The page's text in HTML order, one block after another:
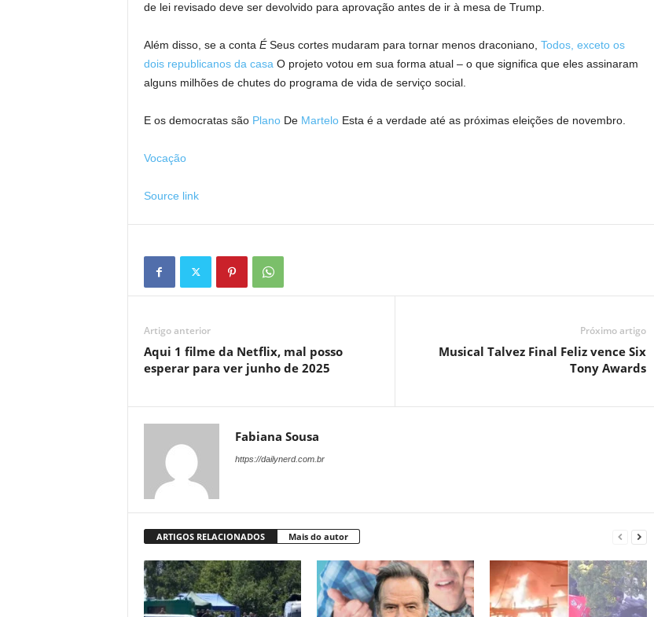
de lei revisado deve ser devolvido para aprovação antes de ir à mesa de Trump.
Além disso, se a conta ÉSeus cortes mudaram para tornar menos draconiano, Todos, exceto os
dois republicanos da casa O projeto votou em sua forma atual – o que significa que eles assinaram
alguns milhões de chutes do programa de vida de serviço social.
E os democratas são PlanoDe MarteloEsta é a verdade até as próximas eleições de novembro.
Vocação
Source link
Artigo anterior
Aqui 1 filme da Netflix, mal posso
esperar para ver junho de 2025
Próximo artigo
Musical Talvez Final Feliz vence Six
Tony Awards
Fabiana Sousa
https://dailynerd.com.br
ARTIGOS RELACIONADOS Mais do autor